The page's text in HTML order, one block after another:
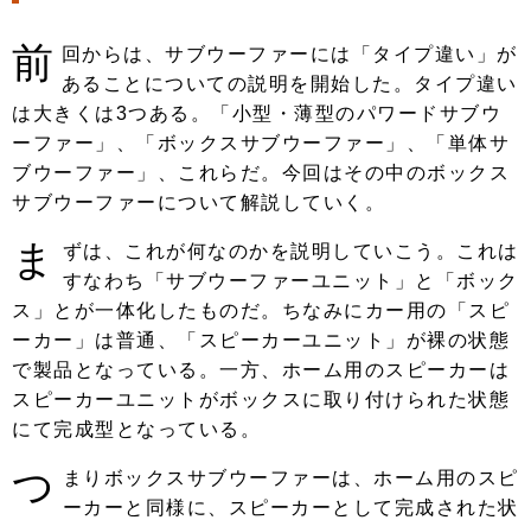
前 回からは、サブウーファーには「タイプ違い」が
あることについての説明を開始した。タイプ違い
は大きくは3つある。「小型・薄型のパワードサブウ
ーファー」、「ボックスサブウーファー」、「単体サ
ブウーファー」、これらだ。今回はその中のボックス
サブウーファーについて解説していく。
ま
ずは、これが何なのかを説明していこう。これは
すなわち「サブウーファーユニット」と「ボック
ス」とが一体化したものだ。ちなみにカー用の「スピ
ーカー」は普通、「スピーカーユニット」が裸の状態
で製品となっている。一方、ホーム用のスピーカーは
スピーカーユニットがボックスに取り付けられた状態
にて完成型となっている。
つ
まりボックスサブウーファーは、ホーム用のスピ
ーカーと同様に、スピーカーとして完成された状